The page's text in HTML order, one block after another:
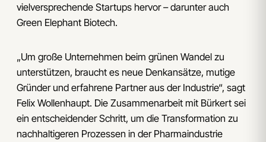
vielversprechende Startups hervor – darunter auch
Green Elephant Biotech.
„Um große Unternehmen beim grünen Wandel zu
unterstützen, braucht es neue Denkansätze, mutige
Gründer und erfahrene Partner aus der Industrie“, sagt
Felix Wollenhaupt. Die Zusammenarbeit mit Bürkert sei
ein entscheidender Schritt, um die Transformation zu
nachhaltigeren Prozessen in der Pharmaindustrie